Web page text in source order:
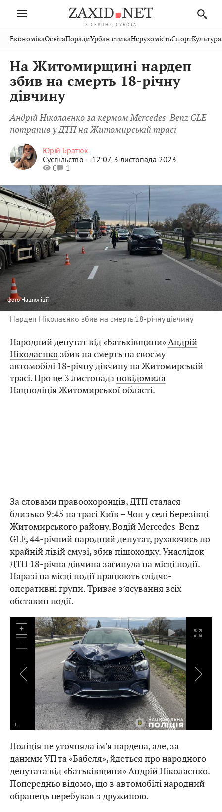
8 СЕРПНЯ, СУБОТА
Івано-
Франківськ
Тернопіль
Волинь
Закарпаття
Рівне
Шептицький
Стрий
Хмельницький
Вінниця
Публікації
Авто СловкоКультура
Кіно Дім СпортКраєзнавство
Фото
ОсвітаНерухомість
Домашні
ЕкономікаОсвітаПорадиУрбаністикаНерухомістьСпортКультура
На Житомирщині нардеп
збив на смерть 18-річну
дівчину
Андрій Ніколаєнко за кермом Mercedes-Benz GLE
потрапив у ДТП на Житомирській трасі
Юрій Братюк
Суспільство —12:07, 3 листопада 2023
0
1
фотоНацполіції
Нардеп Ніколаєнко збив на смерть 18-річну дівчину
Народний депутат від «Батьківщини»Андрій
Ніколаєнко збив на смерть на своєму
автомобілі 18-річну дівчину на Житомирській
трасі. Про це 3 листопадаповідомила
Нацполіція Житомирської області.
За словами правоохоронців, ДТП сталася
близько 9:45 на трасі Київ – Чоп у селі Березівці
Житомирського району. Водій Mercedes-Benz
GLE, 44-річний народний депутат, рухаючись по
крайній лівій смузі, збив пішоходку. Унаслідок
ДТП 18-річна дівчина загинула на місці події.
Наразі на місці події працюють слідчо-
оперативні групи. Триває з’ясування всіх
обставин події.
Поліція не уточняла ім’я нардепа, але, за
данимиУП та«Бабеля», йдеться про народного
депутата від «Батьківщини» Андрій Ніколаєнко.
Попередньо відомо, що в автомобілі народний
обранець перебував з дружиною.